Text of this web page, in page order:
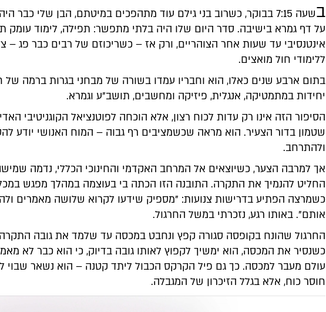
ב
שעה 7:15 בבוקר, כשרוב בני גילם עוד מתהפכים במיטתם, הבן שלי כבר
על דף גמרא בישיבה. סדר היום שלו היה בלתי מתפשר: תפילה, לימוד עומק
אינטנסיבי עד שעות אחר הצוהריים, ורק אז – כשריכוזם של רבים כבר פג –
ללימודי חול מואצים.
בתום ארבע שנים כאלו, הוא וחבריו עמדו בשורה של מבחני בגרות ברמה
יחידות במתמטיקה, אנגלית, פיזיקה ומחשבים, תושב"ע וגמרא.
הסיפור הזה אינו רק עדות לכוח רצון, אלא הוכחה לפוטנציאל הקוגניטיבי
שטמון בדור הצעיר. הוא מראה שכשמציבים רף גבוה – המוח האנושי יודע
ולהתרחב.
אך למרבה הצער, כשיוצאים אל המרחב האקדמי והחינוכי הכללי, נדמה
החליט להנמיך את התקרה. התובנה הזו הכתה בי בעוצמה במהלך מפגש
כשמרצה הפתיע בדרישות צנועות: "מספיק שידעו לקרוא שלושה מאמרים
אותם". באותו רגע, נזכרתי במשל החרגול.
החרגול שהונח בקופסה סגורה קפץ ונחבט במכסה עד שלמד את גובה
כשנסיר את המכסה, הוא ימשיך לקפוץ לאותו גובה בדיוק, כי הוא כבר לא
עולם מעבר למכסה. כך גם פיל הקרקס הכבול ליתד קטנה – הוא נשאר שבוי
חוסר כוח, אלא בגלל הזיכרון של המגבלה.